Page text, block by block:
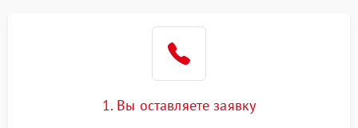
1. Вы оставляете заявку